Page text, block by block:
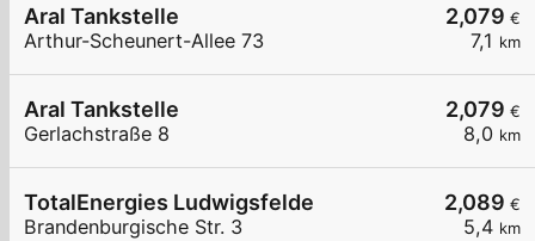
2,079 €
7,1 km
Aral Tankstelle
Arthur-Scheunert-Allee 73
2,079 €
8,0 km
Aral Tankstelle
Gerlachstraße 8
2,089 €
5,4 km
TotalEnergies Ludwigsfelde
Brandenburgische Str. 3